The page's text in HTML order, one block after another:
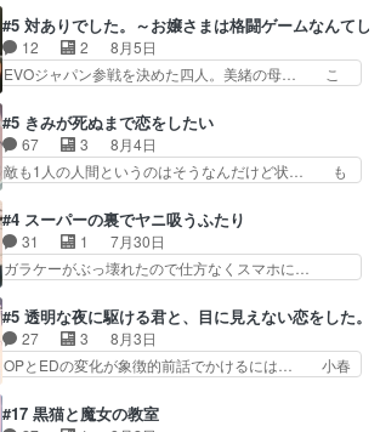
primevideoで視聴しまし… 前回同様『イノセン
ス』を含む押井・神山版… 第５話「EPISODEラ
ストの母親の気持…
ナがチートすぎる笑アルは最初から自分… プラネ
ット・ウィズ展開アツいな「騎士狩猟… 麦茶どこ
ろかタイトル通り麦茶の出涸らしぐ… 第５話を
ABEMAで視聴しました。視聴に… 復讐に燃える
が“萌え”なのでこの娘が皇帝… ウサギ好きそうな
王女殿下がかわいい。幼馴… ついに始まった狩猟
祭。エルナの活躍で上位…
#5 対ありでした。～お嬢さまは格闘ゲームなんてし
12 2
8月5日
EVOジャパン参戦を決めた四人。美緒の母… こ
目は気品溢れてるのに中身は…美緒ママ… テー
マ：格ゲー大会に行くには？感想は、美… 大会を
前に格ゲー熱が高まる一方、百合の本… 東京で開
催される格ゲー大会に参加すること… Japanに向
めに東京へ!/でも観光よ… 旅の支度全部やってく
れる先輩、なんだかん… 第５話をｄアニメストア
で視聴しました。視…
#5 きみが死ぬまで恋をしたい
67 3
8月4日
敵も1人の人間というのはそうなんだけど状… も
を人間に戻して欲しいでも自分達が代わ… ご視聴
ありがとうございました見るたびに切… 誰かと思
ったらちゅー先輩か。しれっと相方… 第５話感
想：コ□した相手にも家族や…､戦… つらい回
ナとミミも可愛かった2人の関係… 確かに相手に
も家族や大切な人はいるけど、… 白シャツが作業
着みたいなもんなんですかね…
#4 スーパーの裏でヤニ吸うふたり
31 1
7月30日
ガラケーがぶっ壊れたので仕方なくスマホに…
はり出オチ感が否めず、エピソードの打率… 田山
さんが佐々木さんに沼っていく…こんな… 佐々木
さん、腕フェチなんですね笑最近まじ… 佐々木が
ガラケーからスマホに変えるって、… もうドラマ
ゃわない？佐々木さんの優しさ… 先行で見た時よ
#5 透明な夜に駆ける君と、目に見えない恋をした。
27 3
8月3日
OPとEDの変化が象徴的前話でかけるには… 小春
か、こんな風に見えてるのかぁ。かける… 完全な
#17 黒猫と魔女の教室